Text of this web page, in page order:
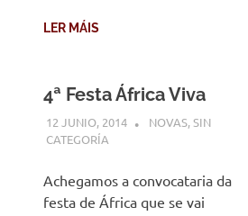
LER MÁIS
4ª Festa África Viva
12 JUNIO, 2014 DESARROLLO
NOVAS,SIN
CATEGORÍA
Achegamos a convocataria da
festa de África que se vai